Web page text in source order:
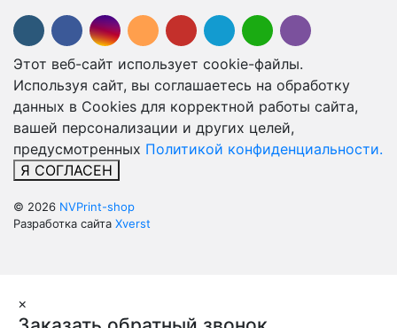
Этот веб-сайт использует cookie-файлы.
Используя сайт, вы соглашаетесь на обработку
данных в Cookies для корректной работы сайта,
вашей персонализации и других целей,
предусмотренных Политикой конфиденциальности.
Я СОГЛАСЕН
© 2026 NVPrint-shop
Разработка сайта Xverst
×